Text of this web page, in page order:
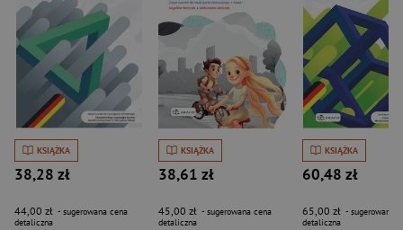
KSIĄŻKA
38,28 zł
44,00 zł - sugerowana cena
detaliczna
KSIĄŻKA
38,61 zł
45,00 zł - sugerowana cena
detaliczna
KSIĄŻKA
60,48 zł
65,00 zł - sugerowana
detaliczna